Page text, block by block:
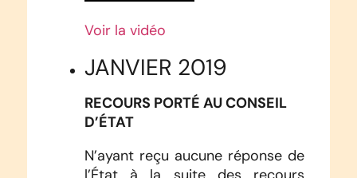
Voir la vidéo
JANVIER 2019
RECOURS PORTÉ AU CONSEIL
D’ÉTAT
N’ayant reçu aucune réponse de